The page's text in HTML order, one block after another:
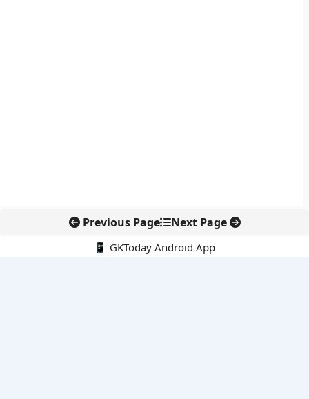
Previous Page Next Page
📱 GKToday Android App